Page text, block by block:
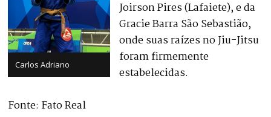
Carlos Adriano
Joirson Pires (Lafaiete), e da
Gracie Barra São Sebastião,
onde suas raízes no Jiu-Jitsu
foram firmemente
estabelecidas.
Fonte: Fato Real